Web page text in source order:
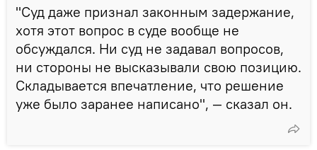
"Суд даже признал законным задержание,
хотя этот вопрос в суде вообще не
обсуждался. Ни суд не задавал вопросов,
ни стороны не высказывали свою позицию.
Складывается впечатление, что решение
уже было заранее написано", — сказал он.